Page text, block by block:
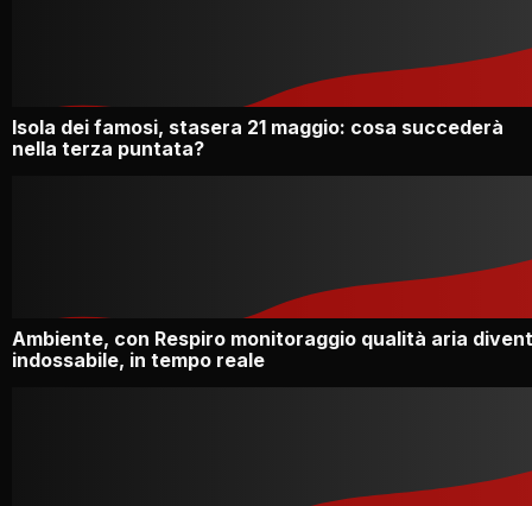
Isola dei famosi, stasera 21 maggio: cosa succederà
nella terza puntata?
Ambiente, con Respiro monitoraggio qualità aria
indossabile, in tempo reale